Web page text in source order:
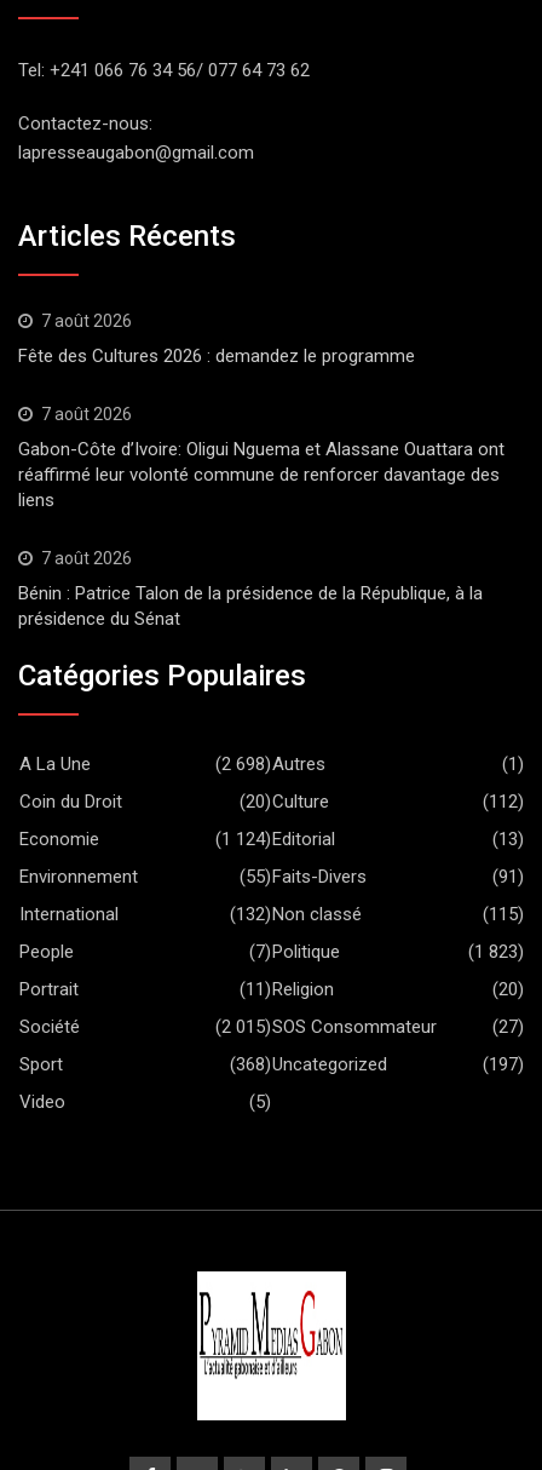
Tel: +241 066 76 34 56/ 077 64 73 62
Contactez-nous:
lapresseaugabon@gmail.com
Articles Récents
7 août 2026
Fête des Cultures 2026 : demandez le programme
7 août 2026
Gabon-Côte d’Ivoire: Oligui Nguema et Alassane Ouattara ont
réaffirmé leur volonté commune de renforcer davantage des
liens
7 août 2026
Bénin : Patrice Talon de la présidence de la République, à la
présidence du Sénat
Catégories Populaires
A La Une (2 698)Autres
(1)
Coin du Droit
(20)Culture
(112)
Economie
(1 124) Editorial
(13)
Environnement
(55) Faits-Divers
(91)
International
(132) Non classé
(115)
People
(7) Politique
(1 823)
Portrait
(11) Religion
(20)
Société
(2 015)SOS Consommateur
(27)
Sport
(368)Uncategorized
(197)
Video
(5)